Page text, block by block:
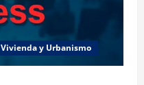
Vivienda y Urbanismo